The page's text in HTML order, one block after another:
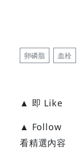
卵磷脂 血栓
▲ 即 Like
▲ Follow
看精選內容